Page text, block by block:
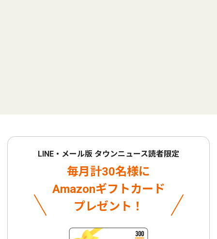
LINE・メール版 タウンニュース読者限定
毎月計30名様に
Amazonギフトカード
プレゼント！